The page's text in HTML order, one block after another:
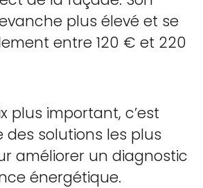
plus élevé et se
entre 120 € et 220
plus important, c’est
des solutions les plus
améliorer un diagnostic
énergétique.